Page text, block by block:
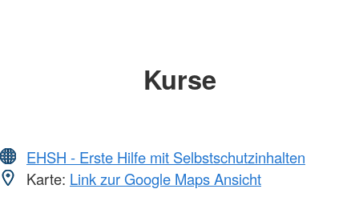
Kurse
EHSH - Erste Hilfe mit Selbstschutzinhalten
Karte: Link zur Google Maps Ansicht